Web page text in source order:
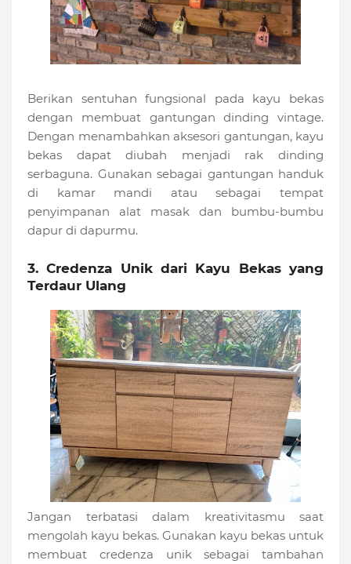
Berikan sentuhan fungsional pada kayu bekas
dengan membuat gantungan dinding vintage.
Dengan menambahkan aksesori gantungan, kayu
bekas dapat diubah menjadi rak dinding
serbaguna. Gunakan sebagai gantungan handuk
di kamar mandi atau sebagai tempat
penyimpanan alat masak dan bumbu-bumbu
dapur di dapurmu.
3. Credenza Unik dari Kayu Bekas yang
Terdaur Ulang
Jangan terbatasi dalam kreativitasmu saat
mengolah kayu bekas. Gunakan kayu bekas untuk
membuat credenza unik sebagai tambahan